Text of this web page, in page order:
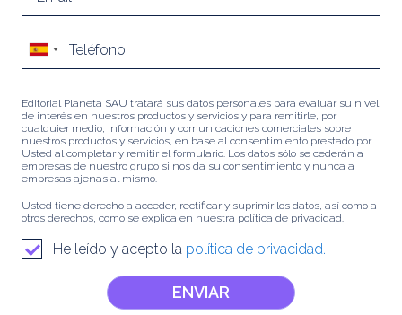
Editorial Planeta SAU tratará sus datos personales para evaluar su nivel
de interés en nuestros productos y servicios y para remitirle, por
cualquier medio, información y comunicaciones comerciales sobre
nuestros productos y servicios, en base al consentimiento prestado por
Usted al completar y remitir el formulario. Los datos sólo se cederán a
empresas de nuestro grupo si nos da su consentimiento y nunca a
empresas ajenas al mismo.
Usted tiene derecho a acceder, rectificar y suprimir los datos, así como a
otros derechos, como se explica en nuestra política de privacidad.
He leído y acepto la política de privacidad.
ENVIAR